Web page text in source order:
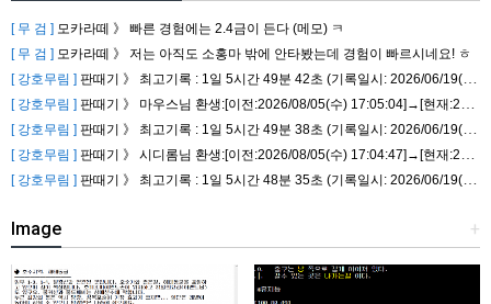
[ 무 검 ] 모카라떼 》 빠른 경험에는 2.4금이 든다 (메모) ㅋ
[ 무 검 ] 모카라떼 》 저는 아직도 소홍마 밖에 안타봤는데 경험이 빠르시네요! ㅎ
[ 강호무림 ] 판때기 》 최고기록 : 1일 5시간 49분 42초 (기록일시: 2026/06/19(금) 01:03:49)
[ 강호무림 ] 판때기 》 마우스님 환생:[이전:2026/08/05(수) 17:05:04]→[현재:2026/08/06(목) 23:32:42] / 걸린시간:1일 6시간 27분 38초 (109658) 총 환생 216회입니다.
[ 강호무림 ] 판때기 》 최고기록 : 1일 5시간 49분 38초 (기록일시: 2026/06/19(금) 01:03:26)
[ 강호무림 ] 판때기 》 시디롬님 환생:[이전:2026/08/05(수) 17:04:47]→[현재:2026/08/06(목) 23:32:24] / 걸린시간:1일 6시간 27분 37초 (109657) 총 환생 217회입니다.
[ 강호무림 ] 판때기 》 최고기록 : 1일 5시간 48분 35초 (기록일시: 2026/06/19(금) 01:03:05)
+
Image